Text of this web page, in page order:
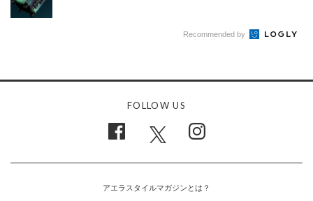
Recommended by
FOLLOW US
アエラスタイルマガジンとは？